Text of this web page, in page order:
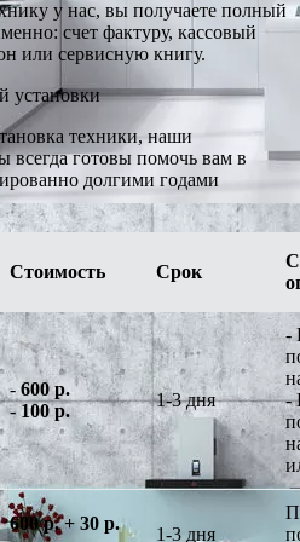
у нас, вы получаете полный
счет фактуру, кассовый
или сервисную книгу.
установки
техники, наши
всегда готовы помочь вам в
долгими годами
Стоимость Срок
-600 р.
-100 р.
1-3 дня
-
-
600 р. + 30 р.
1-3 дня